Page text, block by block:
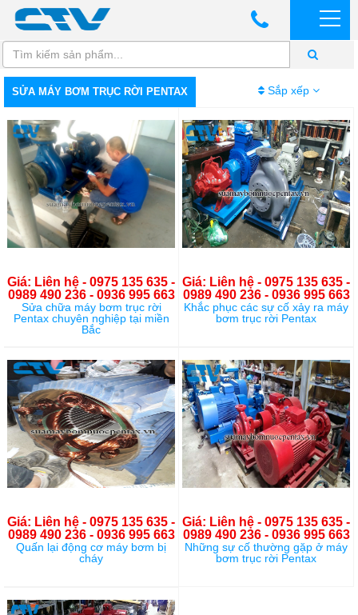
SỬA MÁY BƠM TRỤC RỜI PENTAX Sắp xếp
Giá: Liên hệ - 0975 135 635 -
0989 490 236 - 0936 995 663
Sửa chữa máy bơm trục rời
Pentax chuyên nghiệp tại miền
Bắc
Giá: Liên hệ - 0975 135 635 -
0989 490 236 - 0936 995 663
Khắc phục các sự cố xảy ra máy
bơm trục rời Pentax
Giá: Liên hệ - 0975 135 635 -
0989 490 236 - 0936 995 663
Quấn lại động cơ máy bơm bị
cháy
Giá: Liên hệ - 0975 135 635 -
0989 490 236 - 0936 995 663
Những sự cố thường gặp ở máy
bơm trục rời Pentax